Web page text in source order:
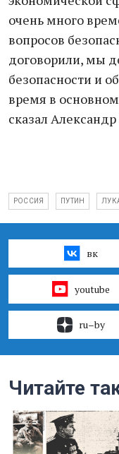
очень много
вопросов
договорили, мы
безопасности и
время в
сказал
РОССИЯ ПУТИН
вк
youtube
ru–by
Читайте